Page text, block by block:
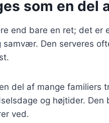
som en del
end bare en ret; det
samvær. Den serveres
del af mange
og højtider.
ved.